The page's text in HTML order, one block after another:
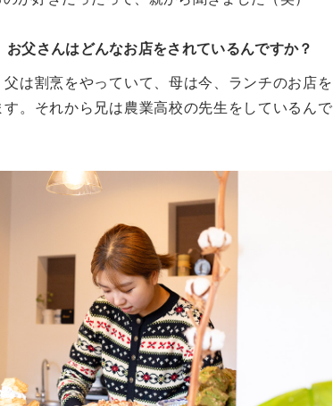
父さんはどんなお店をされているんですか？
父は割烹をやっていて、母は今、ランチのお店を
す。それから兄は農業高校の先生をしているんで